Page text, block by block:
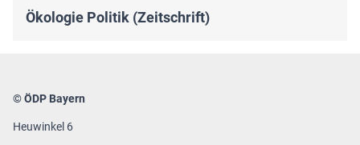
Ökologie Politik (Zeitschrift)
© ÖDP Bayern
Heuwinkel 6